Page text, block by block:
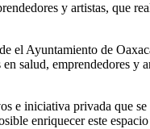
y artistas, que
el Ayuntamiento de
salud, emprendedores y
e iniciativa privada que se
enriquecer este